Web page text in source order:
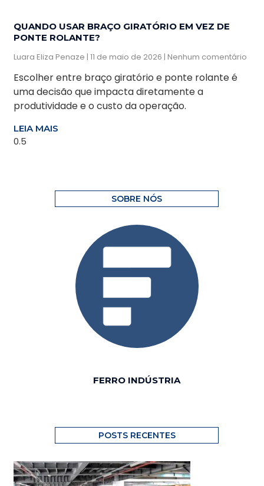
QUANDO USAR BRAÇO GIRATÓRIO EM VEZ DE
PONTE ROLANTE?
Luara Eliza Penaze 11 de maio de 2026 Nenhum comentário
Escolher entre braço giratório e ponte rolante é
uma decisão que impacta diretamente a
produtividade e o custo da operação.
LEIA MAIS
SOBRE NÓS
FERRO INDÚSTRIA
POSTS RECENTES